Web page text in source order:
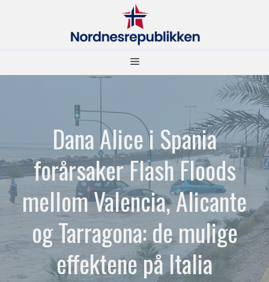
Meny
Dana Alice i Spania
forårsaker Flash Floods
mellom Valencia, Alicante
og Tarragona: de mulige
effektene på Italia